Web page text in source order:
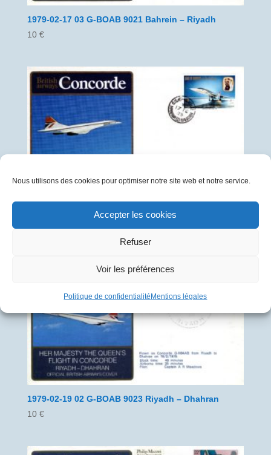
Nous utilisons des cookies pour optimiser notre site web et notre service.
Accepter les cookies
Refuser
Voir les préférences
Politique de confidentialitéMentions légales
1979-02-17 03 G-BOAB 9021 Bahrein – Riyadh
10 €
1979-02-17 04 G-BOAB 9021 Bahrein – Riyadh
1979-02-19 02 G-BOAB 9023 Riyadh – Dhahran
10 €